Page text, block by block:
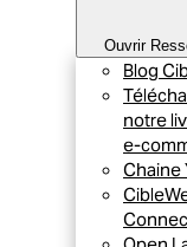
Ouvrir
Blog
notre
e-
Chaine